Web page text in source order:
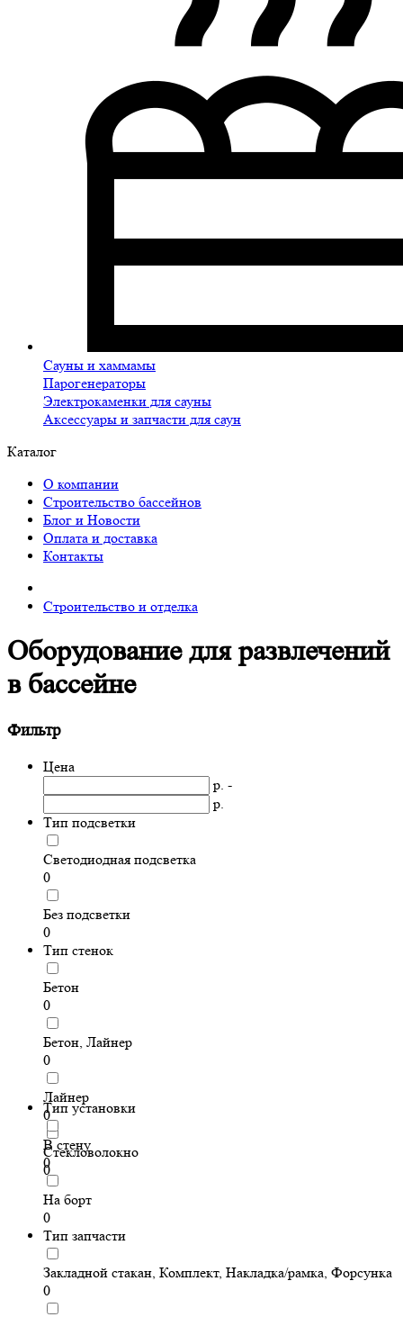
Сауны и хаммамы
Парогенераторы
Электрокаменки для сауны
Аксессуары и запчасти для саун
Каталог
О компании
Строительство бассейнов
Блог и Новости
Оплата и доставка
Контакты
Строительство и отделка
Оборудование для развлечений
в бассейне
Фильтр
Цена
р. -
р.
Тип подсветки
Cветодиодная подсветка
0
Без подсветки
0
Тип стенок
Бетон
0
Бетон, Лайнер
0
Лайнер
0
Стекловолокно
0
Тип установки
В стену
0
На борт
0
Тип запчасти
Закладной стакан, Комплект, Накладка/рамка, Форсунка
0